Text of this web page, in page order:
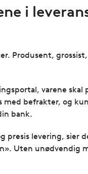
i
Produsent,
varene
med befrakter, og
bank.
levering, sier
Uten unødvendig